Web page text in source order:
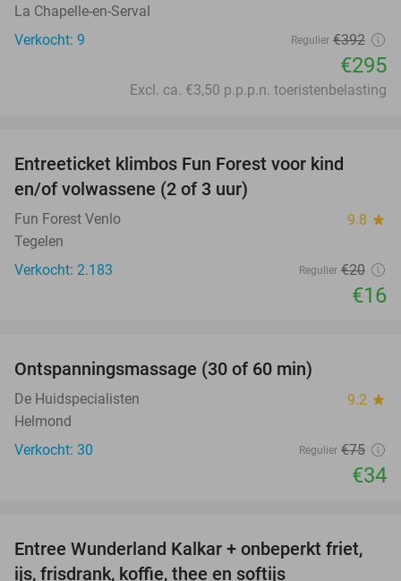
La Chapelle-en-Serval
Verkocht: 9
Regulier €392
€295
Excl. ca. €3,50 p.p.p.n. toeristenbelasting
Entreeticket klimbos Fun Forest voor kind
en/of volwassene (2 of 3 uur)
Fun Forest Venlo 9.8 star
Tegelen
Verkocht: 2.183
Regulier €20
€16
Ontspanningsmassage (30 of 60 min)
De Huidspecialisten 9.2 star
Helmond
Verkocht: 30
Regulier €75
€34
32%
Entree Wunderland Kalkar + onbeperkt friet,
ijs, frisdrank, koffie, thee en softijs